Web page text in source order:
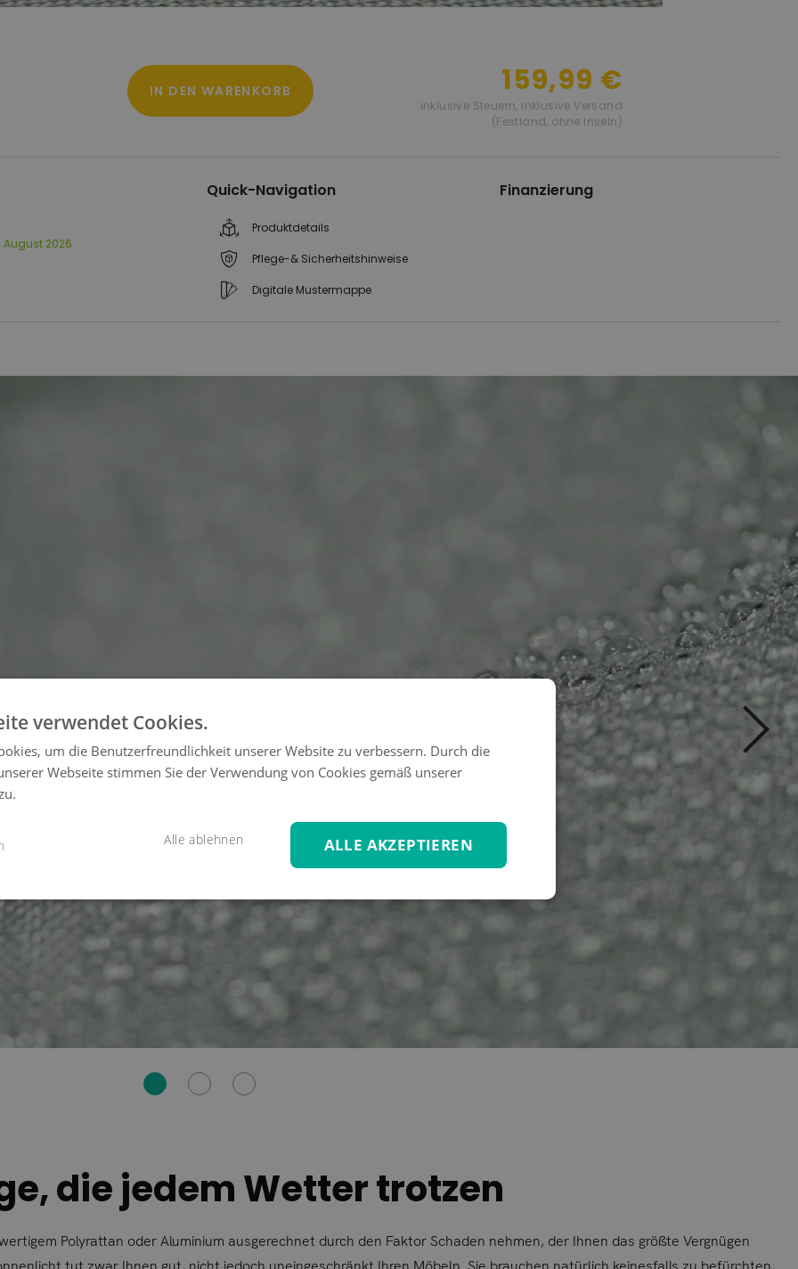
IN DEN WARENKORB 159,99 €
inklusive Steuern, inklusive Versand
(Festland, ohne Inseln)
August 2026
Quick-Navigation
Produktdetails
Pflege-& Sicherheitshinweise
Digitale Mustermappe
Finanzierung
die jedem Wetter trotzen
Polyrattan oder Aluminium ausgerechnet durch den Faktor Schaden nehmen, der Ihnen das größte Vergnügen
verwendet Cookies.
um die Benutzerfreundlichkeit unserer Website zu verbessern. Durch die
Webseite stimmen Sie der Verwendung von Cookies gemäß unserer
ALLE AKZEPTIEREN
Alle ablehnen